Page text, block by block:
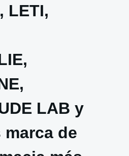
LETI,
LAB y
marca de